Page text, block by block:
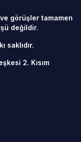
görüşler tamamen
değildir.
saklıdır.
2. Kısım